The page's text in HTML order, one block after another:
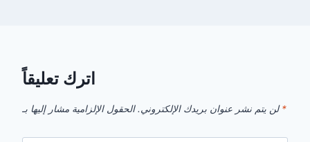
اترك تعليقاً
لن يتم نشر عنوان بريدك الإلكتروني.الحقول الإلزامية مشار إليها بـ*